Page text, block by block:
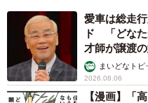
愛車は総走
ド 「どな
才師が譲渡
まいどなトピ
2026.08.06
【漫画】「